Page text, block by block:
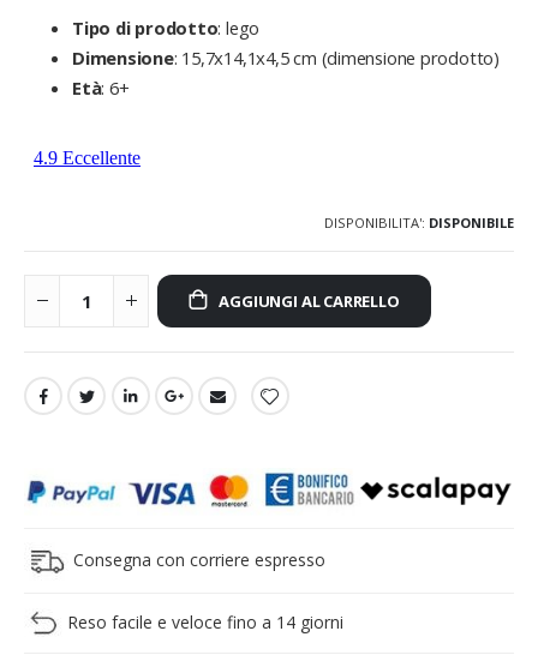
Tipo di prodotto: lego
Dimensione: 15,7x14,1x4,5 cm (dimensione prodotto)
Età: 6+
DISPONIBILITA': DISPONIBILE
AGGIUNGI AL CARRELLO
Consegna con corriere espresso
Reso facile e veloce fino a 14 giorni